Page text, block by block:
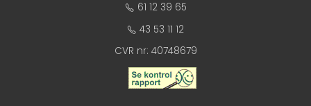
61 12 39 65
43 53 11 12
CVR nr: 40748679